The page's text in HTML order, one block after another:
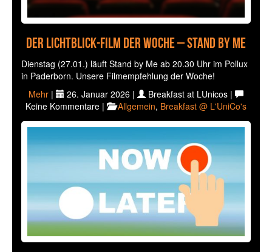
Der Lichtblick-Film der Woche – Stand by Me
Dienstag (27.01.) läuft Stand by Me ab 20.30 Uhr im Pollux
in Paderborn. Unsere Filmempfehlung der Woche!
Mehr | 26. Januar 2026 |
Breakfast at LUnicos |
Keine Kommentare |
Allgemein, Breakfast @ L'UniCo's